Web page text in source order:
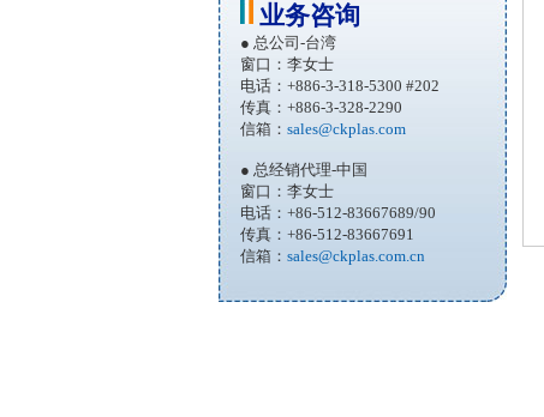
业务咨询
● 总公司-台湾
窗口：李女士
电话：+886-3-318-5300 #202
传真：+886-3-328-2290
信箱： sales@ckplas.com
● 总经销代理-中国
窗口：李女士
电话：+86-512-83667689/90
传真：+86-512-83667691
信箱： sales@ckplas.com.cn